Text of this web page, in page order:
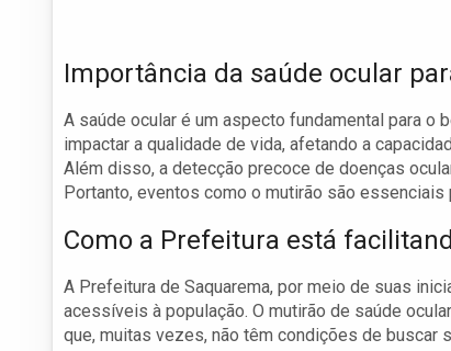
Importância da saúde ocular
A saúde ocular é um aspecto fundamental para
impactar a qualidade de vida, afetando a
Além disso, a detecção precoce de doenças
Portanto, eventos como o mutirão são
Como a Prefeitura está
A Prefeitura de Saquarema, por meio de suas
acessíveis à população. O mutirão de saúde
que, muitas vezes, não têm condições de